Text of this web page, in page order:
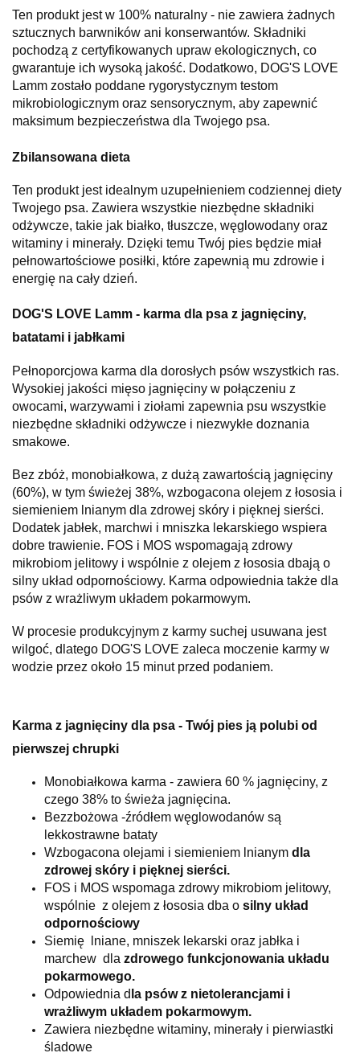
Ten produkt jest w 100% naturalny - nie zawiera żadnych
sztucznych barwników ani konserwantów. Składniki
pochodzą z certyfikowanych upraw ekologicznych, co
gwarantuje ich wysoką jakość. Dodatkowo, DOG'S LOVE
Lamm zostało poddane rygorystycznym testom
mikrobiologicznym oraz sensorycznym, aby zapewnić
maksimum bezpieczeństwa dla Twojego psa.
Zbilansowana dieta
Ten produkt jest idealnym uzupełnieniem codziennej diety
Twojego psa. Zawiera wszystkie niezbędne składniki
odżywcze, takie jak białko, tłuszcze, węglowodany oraz
witaminy i minerały. Dzięki temu Twój pies będzie miał
pełnowartościowe posiłki, które zapewnią mu zdrowie i
energię na cały dzień.
DOG'S LOVE Lamm - karma dla psa z jagnięciny,
batatami i jabłkami
Pełnoporcjowa karma dla dorosłych psów wszystkich ras.
Wysokiej jakości mięso jagnięciny w połączeniu z
owocami, warzywami i ziołami zapewnia psu wszystkie
niezbędne składniki odżywcze i niezwykłe doznania
smakowe.
Bez zbóż, monobiałkowa, z dużą zawartością jagnięciny
(60%), w tym świeżej 38%, wzbogacona olejem z łososia i
siemieniem lnianym dla zdrowej skóry i pięknej sierści.
Dodatek jabłek, marchwi i mniszka lekarskiego wspiera
dobre trawienie. FOS i MOS wspomagają zdrowy
mikrobiom jelitowy i wspólnie z olejem z łososia dbają o
silny układ odpornościowy. Karma odpowiednia także dla
psów z wrażliwym układem pokarmowym.
W procesie produkcyjnym z karmy suchej usuwana jest
wilgoć, dlatego DOG'S LOVE zaleca moczenie karmy w
wodzie przez około 15 minut przed podaniem.
Karma z jagnięciny dla psa - Twój pies ją polubi od
pierwszej chrupki
Monobiałkowa karma - zawiera 60 % jagnięciny, z
czego 38% to świeża jagnięcina.
Bezzbożowa -źródłem węglowodanów są
lekkostrawne bataty
Wzbogacona olejami i siemieniem lnianym dla
zdrowej skóry i pięknej sierści.
FOS i MOS wspomaga zdrowy mikrobiom jelitowy,
wspólnie z olejem z łososia dba o silny układ
odpornościowy
Siemię lniane, mniszek lekarski oraz jabłka i
marchew dla zdrowego funkcjonowania układu
pokarmowego.
Odpowiednia d la psów z nietolerancjami i
wrażliwym układem pokarmowym.
Zawiera niezbędne witaminy, minerały i pierwiastki
śladowe